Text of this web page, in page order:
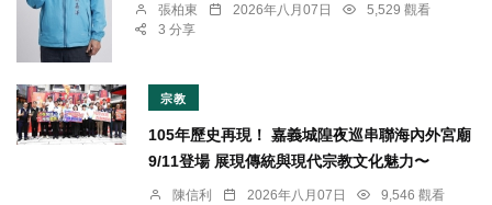
張柏東 2026年八月07日
5,529 觀看
3 分享
宗教
105年歷史再現！ 嘉義城隍夜巡串聯海內外宮廟
9/11登場 展現傳統與現代宗教文化魅力〜
陳信利 2026年八月07日
9,546 觀看